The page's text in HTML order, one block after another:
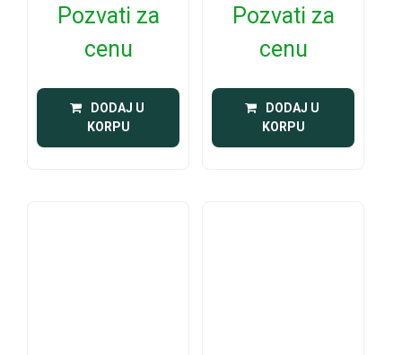
Pozvati za
cenu
DODAJ U
KORPU
Pozvati za
cenu
DODAJ U
KORPU